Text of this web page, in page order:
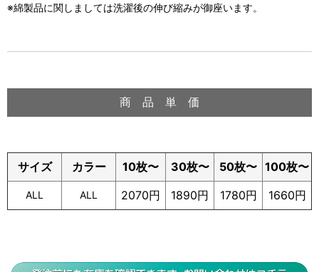
※綿製品に関しましては洗濯後の伸び縮みが御座います。
商 品 単 価
サイズ カラー 10枚〜 30枚〜 50枚〜 100枚〜
ALL ALL 2070円 1890円 1780円 1660円